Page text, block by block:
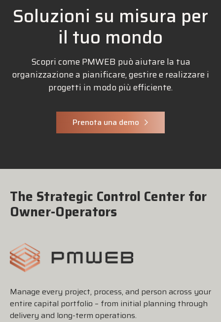
Soluzioni su misura per
il tuo mondo
Scopri come PMWEB può aiutare la tua
organizzazione a pianificare, gestire e realizzare i
progetti in modo più efficiente.
Prenota una demo
The Strategic Control Center for
Owner-Operators
Manage every project, process, and person across your
entire capital portfolio – from initial planning through
delivery and long-term operations.